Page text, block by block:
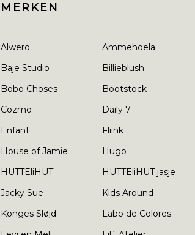
MERKEN
Alwero
Ammehoela
Baje Studio
Billieblush
Bobo Choses
Bootstock
Cozmo
Daily 7
Enfant
Fliink
House of Jamie
Hugo
HUTTEliHUT
HUTTEliHUT jasje
Jacky Sue
Kids Around
Konges Sløjd
Labo de Colores